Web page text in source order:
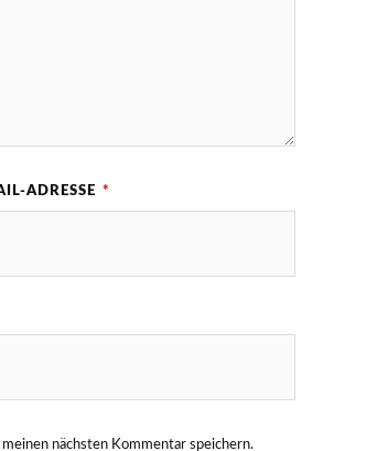
ADRESSE *
nächsten Kommentar speichern.